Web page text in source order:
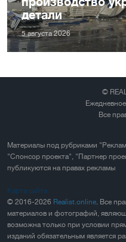
детали
5 августа 2026
©
Все
Материалы под рубриками
"Спонсор проекта", "Партнер
публикуются на правах рекламы
Карта сайта
© 2016-2026 Realist.online . Все
материалов и фотографий,
возможна только при условии
изданий обязательным является